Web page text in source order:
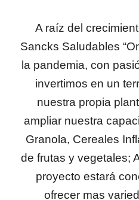
A raíz del
Sancks Saludables
la pandemia, con
invertimos en un
nuestra propia
ampliar nuestra
Granola, Cereales
de frutas y vegetales;
proyecto estará
ofrecer mas